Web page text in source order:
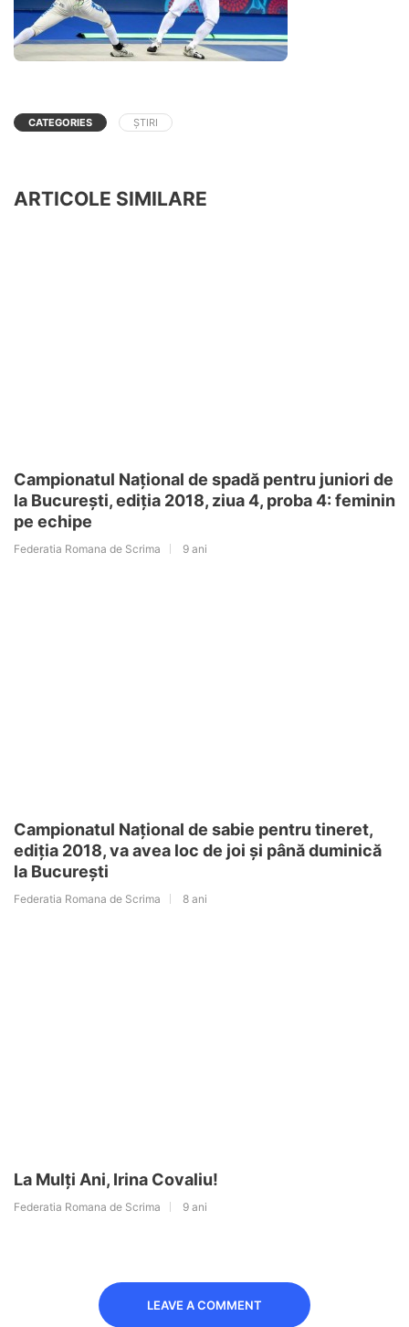
CATEGORIES ȘTIRI
ARTICOLE SIMILARE
Campionatul Național de spadă pentru juniori de
la București, ediția 2018, ziua 4, proba 4: feminin
pe echipe
Federatia Romana de Scrima 9 ani
Campionatul Național de sabie pentru tineret,
ediția 2018, va avea loc de joi și până duminică
la București
Federatia Romana de Scrima 8 ani
La Mulți Ani, Irina Covaliu!
Federatia Romana de Scrima 9 ani
LEAVE A COMMENT